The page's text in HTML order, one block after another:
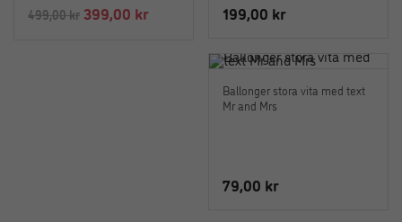
499,00kr Det
399,00 krDet
199,00 kr
Ballonger stora vita med text
Mr and Mrs
79,00 kr